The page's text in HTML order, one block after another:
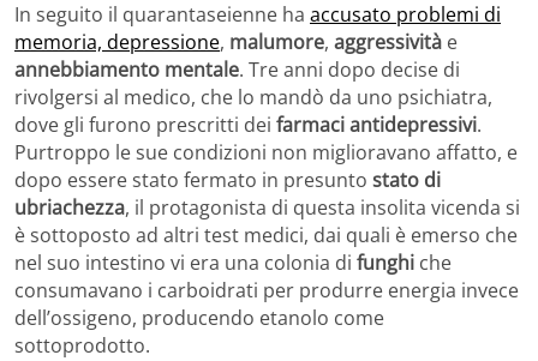
In seguito il quarantaseienne ha accusato problemi di
memoria, depressione, malumore, aggressività e
annebbiamento mentale. Tre anni dopo decise di
rivolgersi al medico, che lo mandò da uno psichiatra,
dove gli furono prescritti dei farmaci antidepressivi.
Purtroppo le sue condizioni non miglioravano affatto, e
dopo essere stato fermato in presunto stato di
ubriachezza, il protagonista di questa insolita vicenda si
è sottoposto ad altri test medici, dai quali è emerso che
nel suo intestino vi era una colonia di funghi che
consumavano i carboidrati per produrre energia invece
dell’ossigeno, producendo etanolo come
sottoprodotto.